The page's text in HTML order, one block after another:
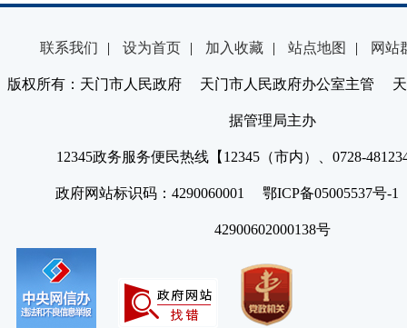
联系我们 | 设为首页 | 加入收藏 | 站点地图 | 网站
版权所有：天门市人民政府 天门市人民政府办公室主管 天
据管理局主办
12345政务服务便民热线【12345（市内）、0728-
政府网站标识码：4290060001 鄂ICP备05005537号
42900602000138号